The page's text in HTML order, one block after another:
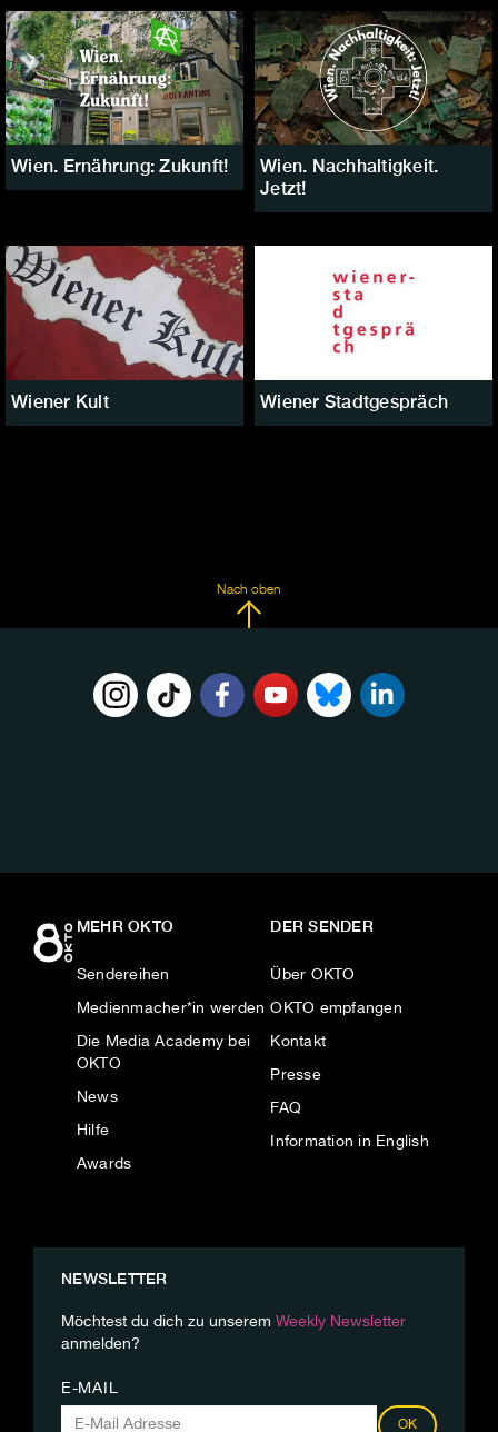
Wien. Ernährung: Zukunft!
Wien. Nachhaltigkeit.
Jetzt!
Wiener Kult Wiener Stadtgespräch
Nach oben
MEHR OKTO
Sendereihen
Medienmacher*in werden
Die Media Academy bei
OKTO
News
Hilfe
Awards
DER SENDER
Über OKTO
OKTO empfangen
Kontakt
Presse
FAQ
Information in English
NEWSLETTER
Möchtest du dich zu unserem Weekly Newsletter
anmelden?
E-MAIL
OK